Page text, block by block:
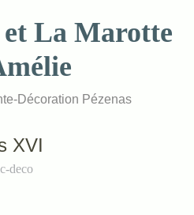
La Marotte
Décoration Pézenas
XVI
deco